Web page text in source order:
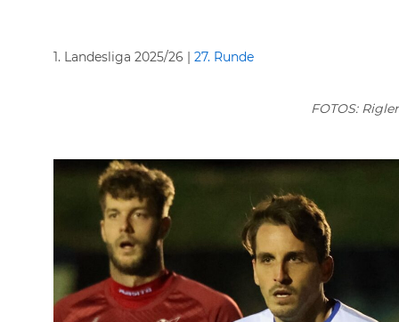
1. Landesliga 2025/26 | 27. Runde
FOTOS: Rigler